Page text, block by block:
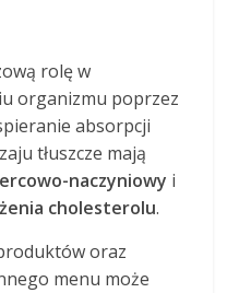
rolę w
organizmu poprzez
absorpcji
tłuszcze mają
naczyniowy i
cholesterolu.
oraz
menu może